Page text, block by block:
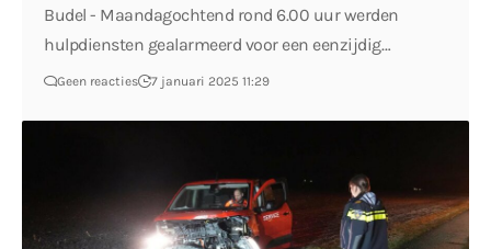
Budel - Maandagochtend rond 6.00 uur werden
hulpdiensten gealarmeerd voor een eenzijdig…
Geen reacties 7 januari 2025 11:29